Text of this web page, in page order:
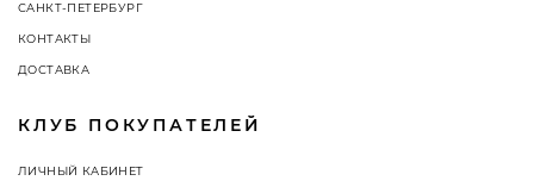
САНКТ-ПЕТЕРБУРГ
КОНТАКТЫ
ДОСТАВКА
КЛУБ ПОКУПАТЕЛЕЙ
ЛИЧНЫЙ КАБИНЕТ